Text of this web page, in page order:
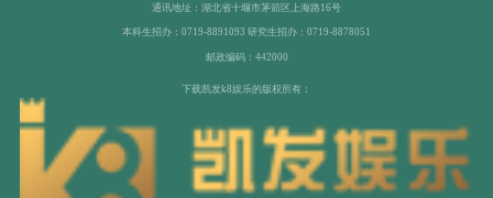
通讯地址：湖北省十堰市茅箭区上海路16号
本科生招办：0719-8891093 研究生招办：0719-8878051
邮政编码：442000
下载凯发k8娱乐的版权所有：